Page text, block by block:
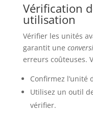
Vérification
utilisation
Vérifier les unités
garantit une
erreurs coûteuses.
Confirmez l’unité
Utilisez un outil
vérifier.